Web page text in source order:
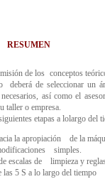
RESUMEN
de los conceptos
deberá de seleccionar un
así como el
taller o empresa.
etapas a lolargo del
la apropiación de la
simples.
escalas de limpieza y
5 S a lo largo del tiempo